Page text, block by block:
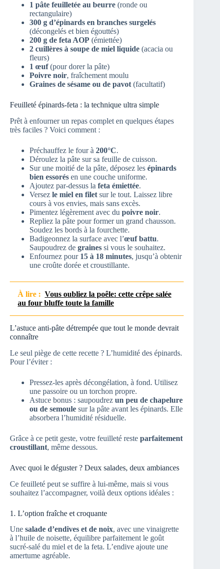
1 pâte feuilletée au beurre (ronde ou
rectangulaire)
300 g d’épinards en branches surgelés
(décongelés et bien égouttés)
200 g de feta AOP (émiettée)
2 cuillères à soupe de miel liquide (acacia ou
fleurs)
1 œuf(pour dorer la pâte)
Poivre noir, fraîchement moulu
Graines de sésame ou de pavot (facultatif)
Feuilleté épinards-feta : la technique ultra simple
Prêt à enfourner un repas complet en quelques étapes
très faciles ? Voici comment :
Préchauffez le four à 200°C.
Déroulez la pâte sur sa feuille de cuisson.
Sur une moitié de la pâte, déposez les épinards
bien essorés en une couche uniforme.
Ajoutez par-dessus la feta émiettée.
Versez le miel en filet sur le tout. Laissez libre
cours à vos envies, mais sans excès.
Pimentez légèrement avec du poivre noir.
Repliez la pâte pour former un grand chausson.
Soudez les bords à la fourchette.
Badigeonnez la surface avec l’œuf battu.
Saupoudrez de graines si vous le souhaitez.
Enfournez pour 15 à 18 minutes, jusqu’à obtenir
une croûte dorée et croustillante.
À lire : Vous oubliez la poêle: cette crêpe salée
au four bluffe toute la famille
L’astuce anti-pâte détrempée que tout le monde devrait
connaître
Le seul piège de cette recette ? L’humidité des épinards.
Pour l’éviter :
Pressez-les après décongélation, à fond. Utilisez
une passoire ou un torchon propre.
Astuce bonus : saupoudrez un peu de chapelure
ou de semoule sur la pâte avant les épinards. Elle
absorbera l’humidité résiduelle.
Grâce à ce petit geste, votre feuilleté reste parfaitement
croustillant, même dessous.
Avec quoi le déguster ? Deux salades, deux ambiances
Ce feuilleté peut se suffire à lui-même, mais si vous
souhaitez l’accompagner, voilà deux options idéales :
1. L’option fraîche et croquante
Une salade d’endives et de noix, avec une vinaigrette
à l’huile de noisette, équilibre parfaitement le goût
sucré-salé du miel et de la feta. L’endive ajoute une
amertume agréable.